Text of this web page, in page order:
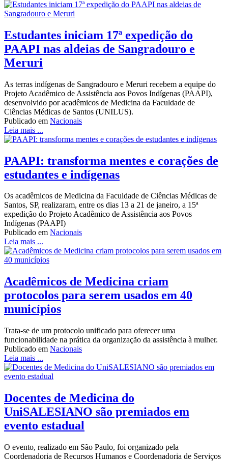
Estudantes iniciam 17ª expedição do
PAAPI nas aldeias de Sangradouro e
Meruri
As terras indígenas de Sangradouro e Meruri recebem a equipe do
Projeto Acadêmico de Assistência aos Povos Indígenas (PAAPI),
desenvolvido por acadêmicos de Medicina da Faculdade de
Ciências Médicas de Santos (UNILUS).
Publicado em Nacionais
Leia mais ...
PAAPI: transforma mentes e corações de
estudantes e indígenas
Os acadêmicos de Medicina da Faculdade de Ciências Médicas de
Santos, SP, realizaram, entre os dias 13 a 21 de janeiro, a 15ª
expedição do Projeto Acadêmico de Assistência aos Povos
Indígenas (PAAPI)
Publicado em Nacionais
Leia mais ...
Acadêmicos de Medicina criam
protocolos para serem usados em 40
municípios
Trata-se de um protocolo unificado para oferecer uma
funcionabilidade na prática da organização da assistência à mulher.
Publicado em Nacionais
Leia mais ...
Docentes de Medicina do
UniSALESIANO são premiados em
evento estadual
O evento, realizado em São Paulo, foi organizado pela
Coordenadoria de Recursos Humanos e Coordenadoria de Serviços